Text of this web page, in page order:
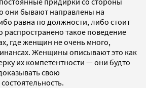
они бывают направлены на
равна по должности, либо стоит
распространено такое поведение
где женщин не очень много,
Женщины описывают это как
их компетентности — они будто
свою